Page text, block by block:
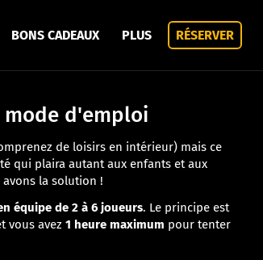
BONS CADEAUX PLUS RÉSERVER
mode d'emploi
de loisirs en intérieur) mais ce
qui plaira autant aux enfants et aux
avons la solution !
équipe de 2 à 6 joueurs. Le principe est
vous avez 1 heure maximum pour tenter